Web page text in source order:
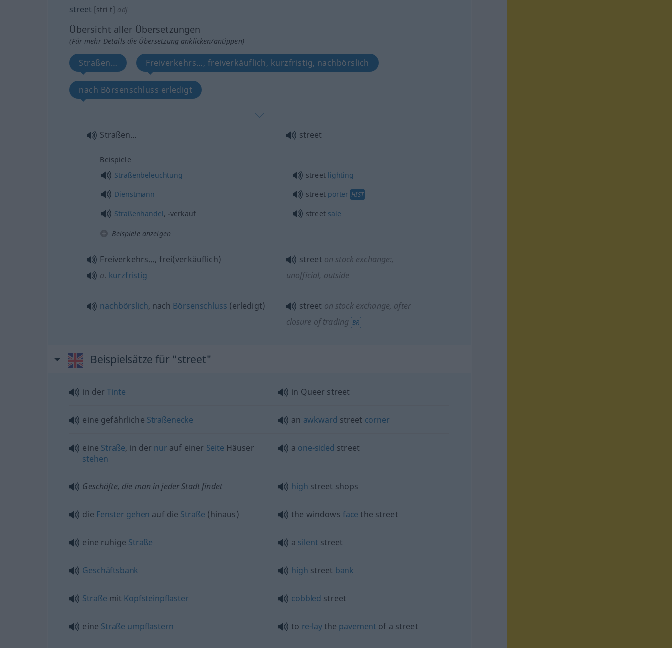
street [striːt] adj
Übersicht aller Übersetzungen
(Für mehr Details die Übersetzung anklicken/antippen)
Straßen… Freiverkehrs…, freiverkäuflich, kurzfristig, nachbörslich
nach Börsenschluss erledigt
Straßen… street
Beispiele
Straßenbeleuchtung
street lighting
Dienstmann
street porter HIST
Straßenhandel, -verkauf street sale
Beispiele anzeigen
Freiverkehrs…, frei(verkäuflich)
a. kurzfristig
street on stock exchange:,
unofficial, outside
nachbörslich, nach Börsenschluss (erledigt) street on stock exchange, after
closure of trading BR
Beispielsätze für "street"
in derTinte in Queer street
eine gefährliche Straßenecke an awkward street corner
eine Straße, in der nur auf einer Seite Häuser
stehen
a one-sided street
Geschäfte, die man in jeder Stadt findet high street shops
die Fenster gehen auf die Straße (hinaus) the windows face the street
eine ruhige Straße a silent street
Geschäftsbank high street bank
Straße mit Kopfsteinpflaster cobbled street
eine Straße umpflastern to re-laythe pavement of a street